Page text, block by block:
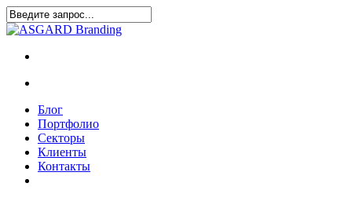
Блог
Портфолио
Секторы
Клиенты
Контакты